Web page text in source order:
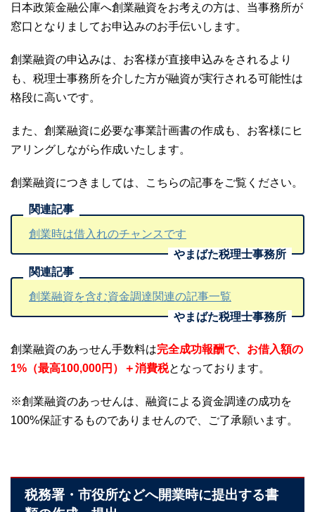
日本政策金融公庫へ創業融資をお考えの方は、当事務所が
窓口となりましてお申込みのお手伝いします。
創業融資の申込みは、お客様が直接申込みをされるより
も、税理士事務所を介した方が融資が実行される可能性は
格段に高いです。
また、創業融資に必要な事業計画書の作成も、お客様にヒ
アリングしながら作成いたします。
創業融資につきましては、こちらの記事をご覧ください。
創業時は借入れのチャンスです
創業融資を含む資金調達関連の記事一覧
創業融資のあっせん手数料は完全成功報酬で、お借入額の
1%（最高100,000円）＋消費税となっております。
※創業融資のあっせんは、融資による資金調達の成功を
100%保証するものでありませんので、ご了承願います。
税務署・市役所などへ開業時に提出する書